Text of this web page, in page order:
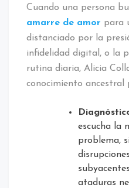
Cuando una persona
amarre de amor para
distanciado por la
infidelidad digital, o la
rutina diaria, Alicia
conocimiento ancestral
escucha la
problema,
ataduras